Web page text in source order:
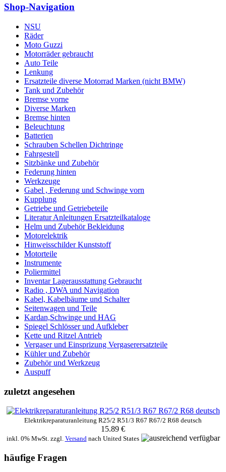
Shop-Navigation
NSU
Räder
Moto Guzzi
Motorräder gebraucht
Auto Teile
Lenkung
Ersatzteile diverse Motorrad Marken (nicht BMW)
Tank und Zubehör
Bremse vorne
Diverse Marken
Bremse hinten
Beleuchtung
Batterien
Schrauben Schellen Dichtringe
Fahrgestell
Sitzbänke und Zubehör
Federung hinten
Werkzeuge
Gabel , Federung und Schwinge vorn
Kupplung
Getriebe und Getriebeteile
Literatur Anleitungen Ersatzteilkataloge
Helm und Zubehör Bekleidung
Motorelektrik
Hinweisschilder Kunststoff
Motorteile
Instrumente
Poliermittel
Inventar Lagerausstattung Gebraucht
Radio , DWA und Navigation
Kabel, Kabelbäume und Schalter
Seitenwagen und Teile
Kardan,Schwinge und HAG
Spiegel Schlösser und Aufkleber
Kette und Ritzel Antrieb
Vergaser und Einsprizung Vergaserersatzteile
Kühler und Zubehör
Zubehör und Werkzeug
Auspuff
zuletzt angesehen
Elektrikreparaturanleitung R25/2 R51/3 R67 R67/2 R68 deutsch
15.89 €
inkl. 0% MwSt. zzgl. Versandnach United States
häufige Fragen